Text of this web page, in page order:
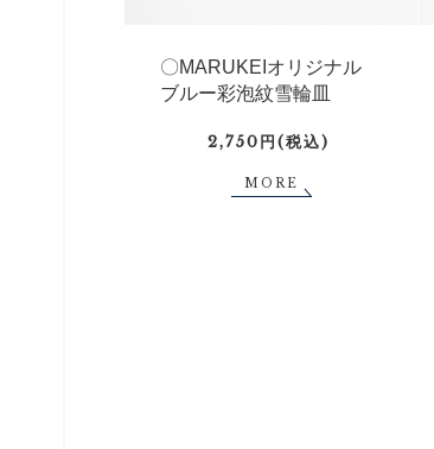
〇MARUKEIオリジナル
ブルー彩泡紋雪輪皿
2,750円(税込)
MORE